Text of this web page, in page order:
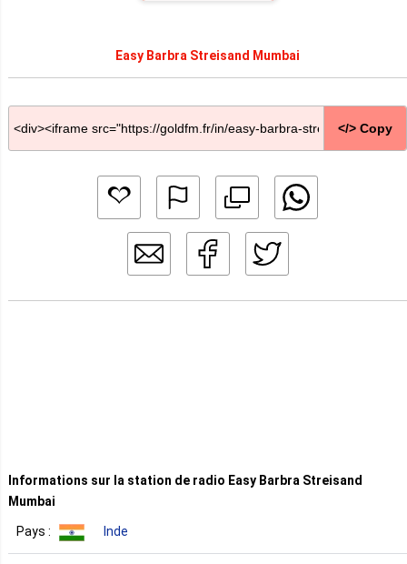
Easy Barbra Streisand Mumbai
</> Copy
Informations sur la station de radio Easy Barbra Streisand
Mumbai
Pays : Inde